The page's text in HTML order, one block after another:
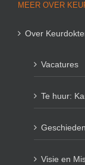
MEER OVER
Over
Vacatures
Te huur:
Visie en